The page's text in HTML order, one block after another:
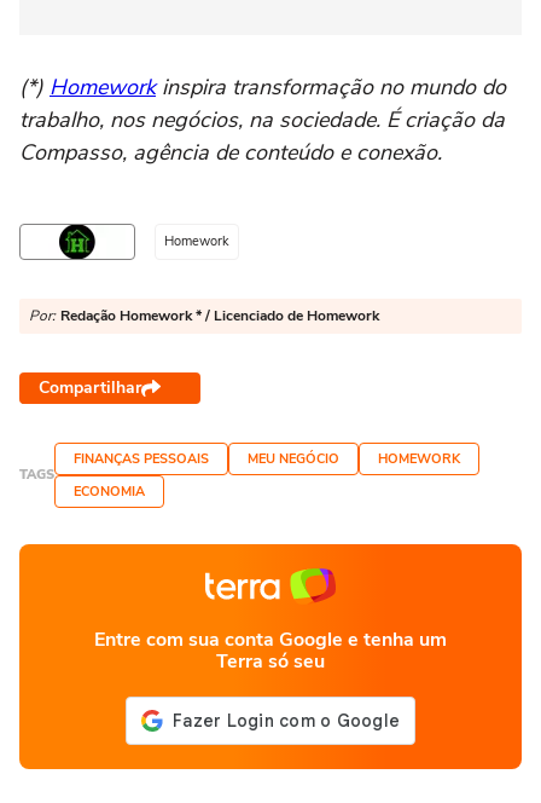
(*) Homeworkinspira transformação no mundo do
trabalho, nos negócios, na sociedade. É criação da
Compasso, agência de conteúdo e conexão.
Homework
Por: Redação Homework * / Licenciado de Homework
Compartilhar
TAGS
FINANÇAS PESSOAIS MEU NEGÓCIO
HOMEWORK
ECONOMIA
Entre com sua conta Google e tenha um
Terra só seu